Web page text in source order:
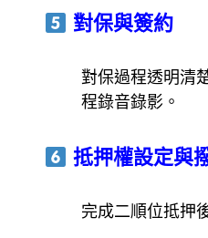
對保與簽約
對保過程透明清
程錄音錄影。
抵押權設定與
完成二順位抵押